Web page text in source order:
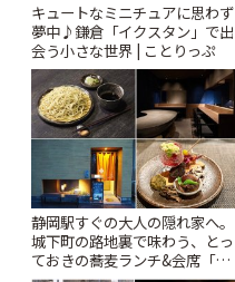
キュートなミニチュアに思わず
夢中♪鎌倉「イクスタン」で出
会う小さな世界 | ことりっぷ
静岡駅すぐの大人の隠れ家へ。
城下町の路地裏で味わう、とっ
ておきの蕎麦ランチ&会席「手